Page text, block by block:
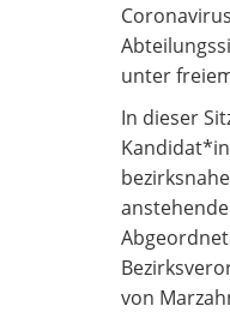
unter
In dieser
von